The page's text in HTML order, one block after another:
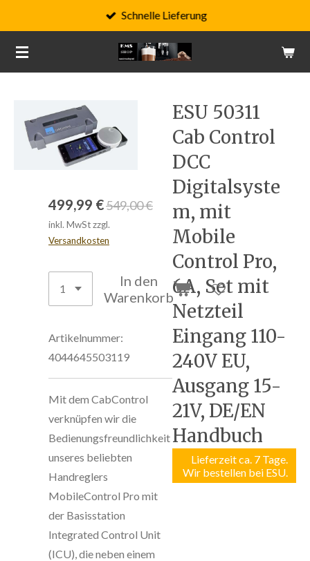
Hauptinhalt
springen
Schnelle Lieferung
ESU 50311
Cab Control
DCC
Digitalsyste
m, mit
Mobile
Control Pro,
6A, Set mit
Netzteil
Eingang 110-
240V EU,
Ausgang 15-
21V, DE/EN
Handbuch
Lieferzeit ca. 7 Tage.
Wir bestellen bei ESU.
499,99 €549,00 €
inkl. MwSt zzgl.
Versandkosten
In den
Warenkorb
Artikelnummer:
4044645503119
Mit dem CabControl
verknüpfen wir die
Bedienungsfreundlichkeit
unseres beliebten
Handreglers
MobileControl Pro mit
der Basisstation
Integrated Control Unit
(ICU), die neben einem